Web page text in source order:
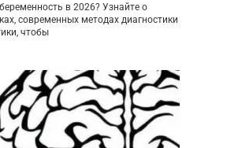
в 2026? Узнайте о
современных методах диагностики
чтобы